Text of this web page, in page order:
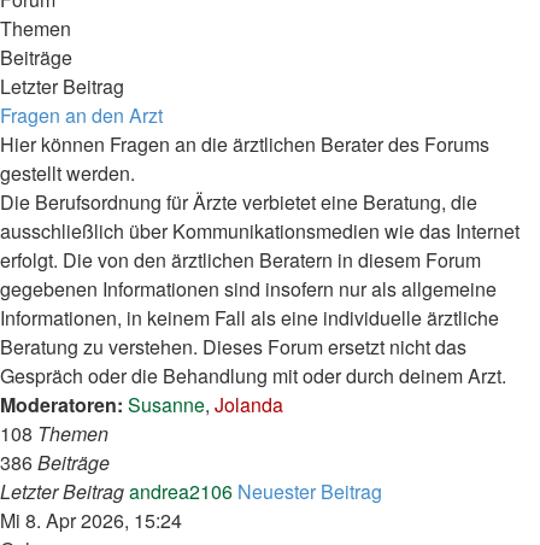
Themen
Beiträge
Letzter Beitrag
Fragen an den Arzt
Hier können Fragen an die ärztlichen Berater des Forums
gestellt werden.
Die Berufsordnung für Ärzte verbietet eine Beratung, die
ausschließlich über Kommunikationsmedien wie das Internet
erfolgt. Die von den ärztlichen Beratern in diesem Forum
gegebenen Informationen sind insofern nur als allgemeine
Informationen, in keinem Fall als eine individuelle ärztliche
Beratung zu verstehen. Dieses Forum ersetzt nicht das
Gespräch oder die Behandlung mit oder durch deinem Arzt.
Moderatoren: Susanne, Jolanda
108 Themen
386Beiträge
Letzter Beitragandrea2106 Neuester Beitrag
Mi 8. Apr 2026, 15:24